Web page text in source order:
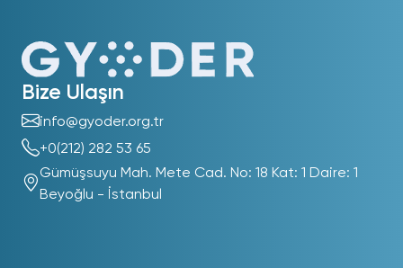
Bize Ulaşın
info@gyoder.org.tr
+0(212) 282 53 65
Gümüşsuyu Mah. Mete Cad. No: 18 Kat: 1 Daire: 1
Beyoğlu - İstanbul